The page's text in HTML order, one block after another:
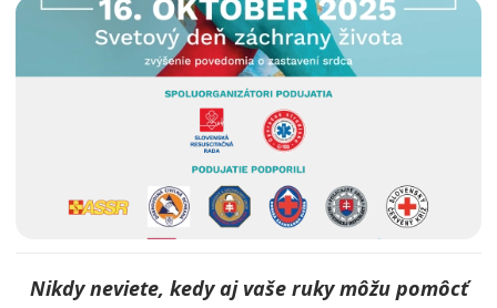
Nikdy neviete, kedy aj vaše ruky môžu pomôcť